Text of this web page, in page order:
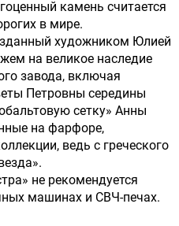
камень считается
в мире.
художником Юлией
на великое наследие
завода, включая
Петровны середины
сетку» Анны
на фарфоре,
ведь с греческого
не рекомендуется
машинах и СВЧ-печах.